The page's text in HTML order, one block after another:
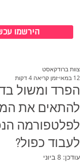
הירשמו
הפרד ומשול
להתאים את
לפלטפורמה
לעבוד כפול?
צוות ברודקאסט
12 במאי
זמן קריאה 4 דקות
עודכן: 8 ביוני